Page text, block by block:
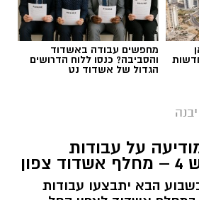
מחפשים עבודה באשדוד
והסביבה? כנסו ללוח הדרושים
הגדול של אשדוד נט
על עבודות
הבא יתבצעו עבודות